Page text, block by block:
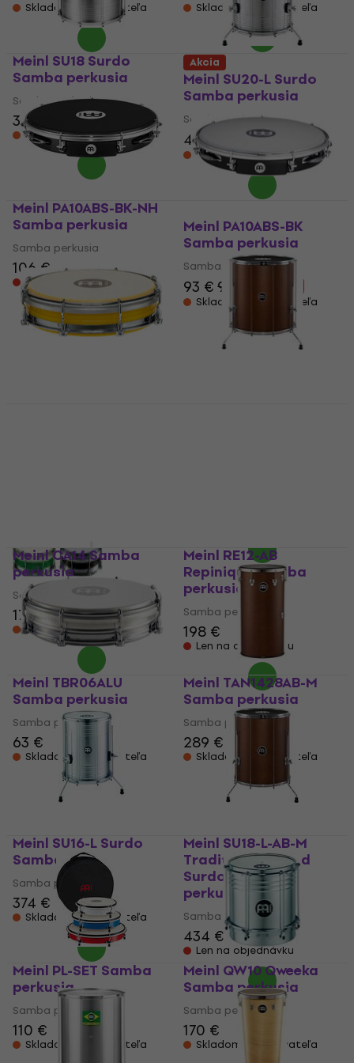
Skladom u dodávateľa
Skladom u dodávateľa
Meinl SU18 Surdo
Samba perkusia
Samba perkusia
333 € 343 €
Skladom u dodávateľa
Meinl SU20-L Surdo
Samba perkusia
Samba perkusia
425 € 444 €
Skladom u dodávateľa
Meinl PA10ABS-BK-NH
Samba perkusia
Samba perkusia
106 €
Len na objednávku
Akcia
Meinl PA10ABS-BK
Samba perkusia
Samba perkusia
93 €99 €
- 6 %
Skladom u dodávateľa
Meinl CA14 Samba
perkusia
Samba perkusia
171 €
Skladom u dodávateľa
Meinl RE12-AB
Repinique Samba
perkusia
Samba perkusia
198 €
Len na objednávku
Meinl TBR06ALU
Samba perkusia
Samba perkusia
63 €
Skladom u dodávateľa
Meinl TAN1428AB-M
Samba perkusia
Samba perkusia
289 €
Skladom u dodávateľa
Meinl SU16-L Surdo
Samba perkusia
Samba perkusia
374 €
Skladom u dodávateľa
Meinl SU18-L-AB-M
Traditional Stand
Surdo Samba
perkusia
Samba perkusia
434 €
Len na objednávku
Meinl PL-SET Samba
perkusia
Samba perkusia
110 €
Skladom u dodávateľa
Meinl QW10 Qweeka
Samba perkusia
Samba perkusia
170 €
Skladom u dodávateľa